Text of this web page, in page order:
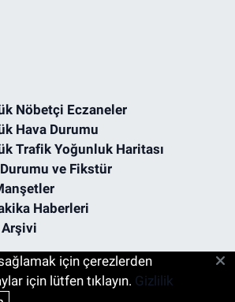
Nöbetçi Eczaneler
Hava Durumu
Trafik Yoğunluk Haritası
ve Fikstür
Haberleri
Arşivi
için çerezlerden
için lütfen tıklayın. Gizlilik